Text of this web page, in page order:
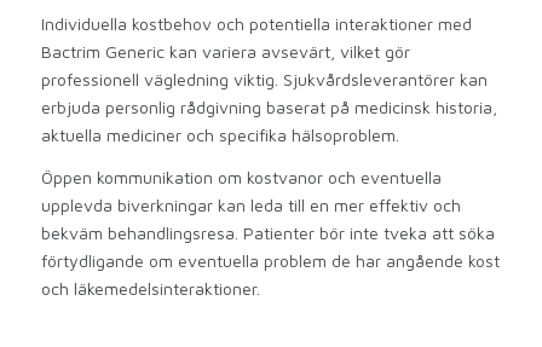
Individuella kostbehov och potentiella interaktioner med
Bactrim Generic kan variera avsevärt, vilket gör
professionell vägledning viktig. Sjukvårdsleverantörer kan
erbjuda personlig rådgivning baserat på medicinsk historia,
aktuella mediciner och specifika hälsoproblem.
Öppen kommunikation om kostvanor och eventuella
upplevda biverkningar kan leda till en mer effektiv och
bekväm behandlingsresa. Patienter bör inte tveka att söka
förtydligande om eventuella problem de har angående kost
och läkemedelsinteraktioner.